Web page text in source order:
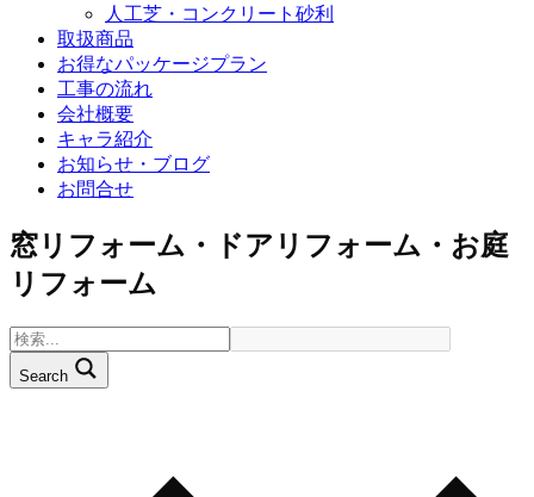
人工芝・コンクリート砂利
取扱商品
お得なパッケージプラン
工事の流れ
会社概要
キャラ紹介
お知らせ・ブログ
お問合せ
窓リフォーム・ドアリフォーム・お庭
リフォーム
Search